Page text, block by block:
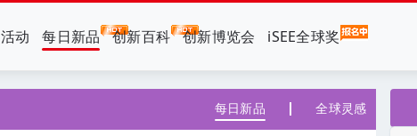
活动 每日新品 创新百科 创新博览会 iSEE全球奖
每日新品 全球灵感